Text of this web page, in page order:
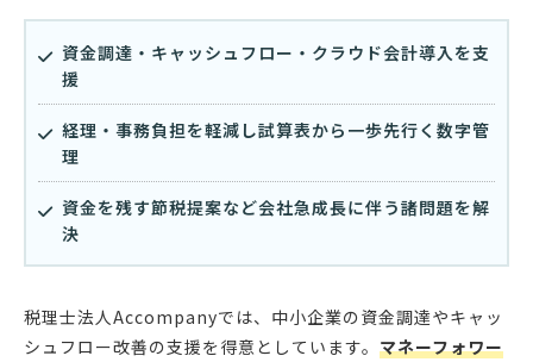
資金調達・キャッシュフロー・クラウド会計導入を支
援
経理・事務負担を軽減し試算表から一歩先行く数字管
理
資金を残す節税提案など会社急成長に伴う諸問題を解
決
税理士法人Accompanyでは、中小企業の資金調達やキャッ
シュフロー改善の支援を得意としています。 マネーフォワー